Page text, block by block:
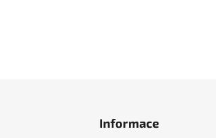
Informace